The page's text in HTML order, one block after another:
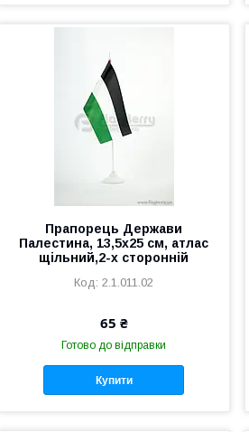
Прапорець Держави
Палестина, 13,5х25 см, атлас
щільний,2-х сторонній
2.1.011.02
65 ₴
Готово до відправки
Купити